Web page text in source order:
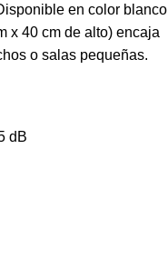
en color blanco
x 40 cm de alto) encaja
o salas pequeñas.
dB